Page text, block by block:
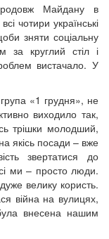
Майдану в
чотири українські
зняти соціальну
за круглий стіл і
вистачало. У
«1 грудня», не
виходило так,
трішки молодший,
якісь посади – вже
звертатися до
ми – просто люди.
велику користь.
війна на вулицях,
внесена нашим